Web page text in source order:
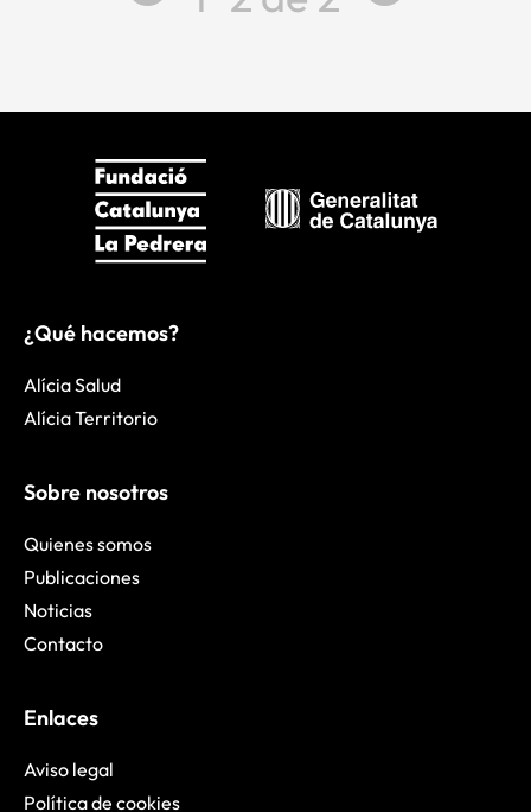
¿Qué hacemos?
Alícia Salud
Alícia Territorio
Sobre nosotros
Quienes somos
Publicaciones
Noticias
Contacto
Enlaces
Aviso legal
Política de cookies